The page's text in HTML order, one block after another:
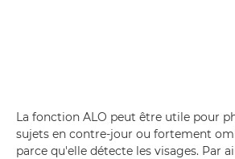
La fonction ALO peut être utile pour
sujets en contre-jour ou fortement
parce qu'elle détecte les visages. Par